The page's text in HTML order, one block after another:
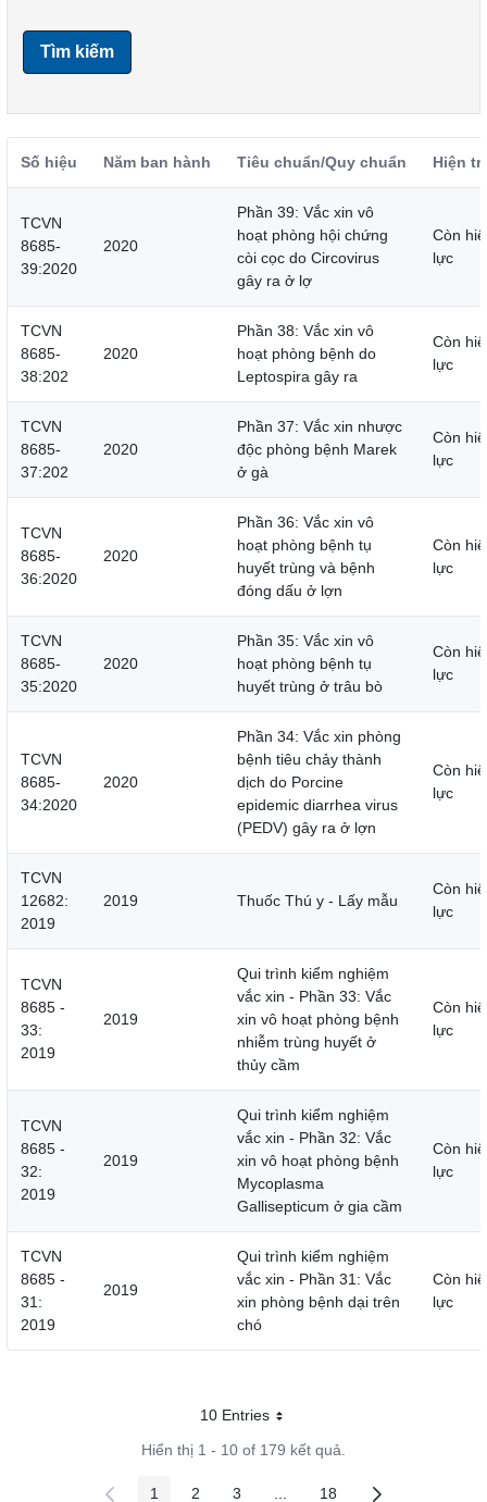
Tìm kiếm
Số hiệu Năm ban hành Tiêu chuẩn/Quy chuẩn Hiện
TCVN
8685-
39:2020
2020
Phần 39: Vắc xin vô
hoạt phòng hội chứng
còi cọc do Circovirus
gây ra ở lợ
Còn
lực
TCVN
8685-
38:202
2020
Phần 38: Vắc xin vô
hoạt phòng bệnh do
Leptospira gây ra
Còn
lực
TCVN
8685-
37:202
2020
Phần 37: Vắc xin nhược
độc phòng bệnh Marek
ở gà
Còn
lực
TCVN
8685-
36:2020
2020
Phần 36: Vắc xin vô
hoạt phòng bệnh tụ
huyết trùng và bệnh
đóng dấu ở lợn
Còn
lực
TCVN
8685-
35:2020
2020
Phần 35: Vắc xin vô
hoạt phòng bệnh tụ
huyết trùng ở trâu bò
Còn
lực
TCVN
8685-
34:2020
2020
Phần 34: Vắc xin phòng
bệnh tiêu chảy thành
dịch do Porcine
epidemic diarrhea virus
(PEDV) gây ra ở lợn
Còn
lực
TCVN
12682:
2019
2019 Thuốc Thú y - Lấy mẫu
Còn
lực
TCVN
8685 -
33:
2019
2019
Qui trình kiểm nghiệm
vắc xin - Phần 33: Vắc
xin vô hoạt phòng bệnh
nhiễm trùng huyết ở
thủy cầm
Còn
lực
TCVN
8685 -
32:
2019
2019
Qui trình kiểm nghiệm
vắc xin - Phần 32: Vắc
xin vô hoạt phòng bệnh
Mycoplasma
Gallisepticum ở gia cầm
Còn
lực
TCVN
8685 -
31:
2019
2019
Qui trình kiểm nghiệm
vắc xin - Phần 31: Vắc
xin phòng bệnh dại trên
chó
Còn
lực
10 EntriesMỗi trang
Hiển thị 1 - 10 of 179 kết quả.
1 2 3 18